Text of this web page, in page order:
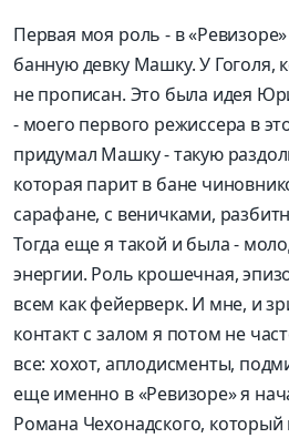
Первая моя роль - в «Ревизоре»
банную девку Машку. У Гоголя,
не прописан. Это была идея
- моего первого режиссера в
придумал Машку - такую
которая парит в бане
сарафане, с веничками,
Тогда еще я такой и была -
энергии. Роль крошечная,
всем как фейерверк. И мне, и
контакт с залом я потом не
все: хохот, аплодисменты,
еще именно в «Ревизоре» я
Романа Чехонадского, который